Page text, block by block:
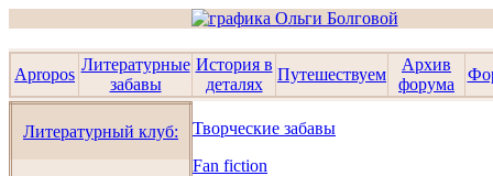
Apropos
Литературные
забавы
История в
деталях
Путешествуем
Архив
форума
Литературный клуб:
Творческие забавы
Fan fiction